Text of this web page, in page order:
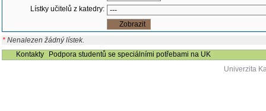
Lístky učitelů z katedry:
Nenalezen žádný lístek.
Kontakty Podpora studentů se speciálními potřebami na UK
Univerzita